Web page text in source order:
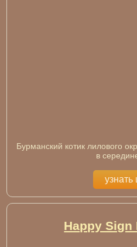
Бурманский котик лилового
в
узнать
Happy Sign